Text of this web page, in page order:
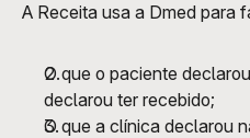
A Receita usa a Dmed para
O que o paciente
declarou ter recebido;
O que a clínica declarou